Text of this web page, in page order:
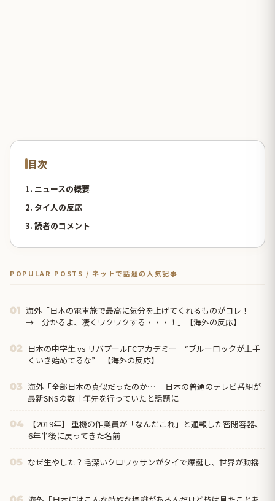
目次
1. ニュースの概要
2. タイ人の反応
3. 読者のコメント
POPULAR POSTS / ネットで話題の人気記事
01 海外「日本の電車旅で最高に気分を上げてくれるものがコレ！」
→「分かるよ、凄くワクワクする・・・！」【海外の反応】
02
日本の中学生 vs リバプールFCアカデミー “ブルーロックが上手
くいき始めてるな” 【海外の反応】
03 海外「全部日本の真似だったのか…」 日本の普通のテレビ番組が
最新SNSの数十年先を行っていたと話題に
04
【2019年】 重機の作業員が「なんだこれ」と通報した密閉容器、
6年半後に戻ってきた名前
05 なぜ生やした？毛深いクロワッサンがタイで爆誕し、世界が動揺